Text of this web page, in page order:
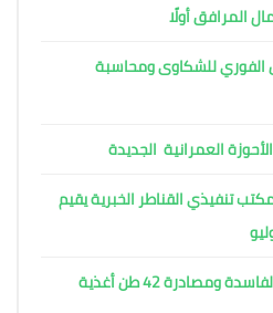
المرافق أولًا
الفوري للشكاوى ومحاسبة
العمرانية الجديدة
تنفيذي القناطر الخبرية يقيم
ضربة قوية لتجار اللحوم الفاسدة ومصادرة 42 طن أغذية